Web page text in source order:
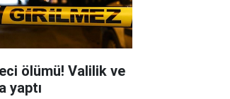
ölümü! Valilik ve
yaptı